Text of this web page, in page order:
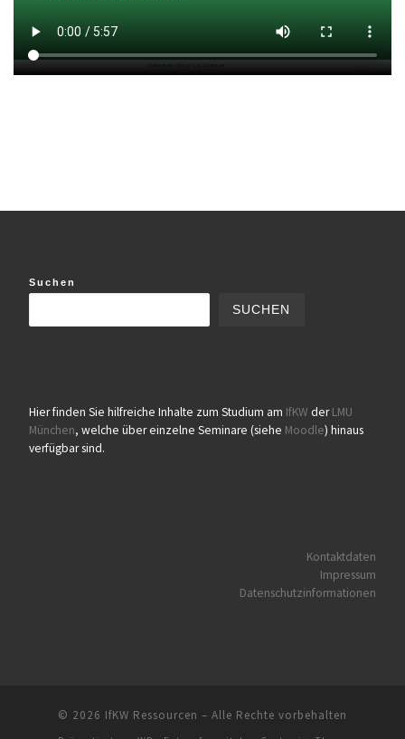
Suchen
SUCHEN
Hier finden Sie hilfreiche Inhalte zum Studium am IfKW derLMU
München, welche über einzelne Seminare (siehe Moodle) hinaus
verfügbar sind.
Kontaktdaten
Impressum
Datenschutzinformationen
© 2026 IfKW Ressourcen – Alle Rechte vorbehalten